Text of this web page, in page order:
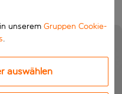
unserem Gruppen Cookie-
.
auswählen